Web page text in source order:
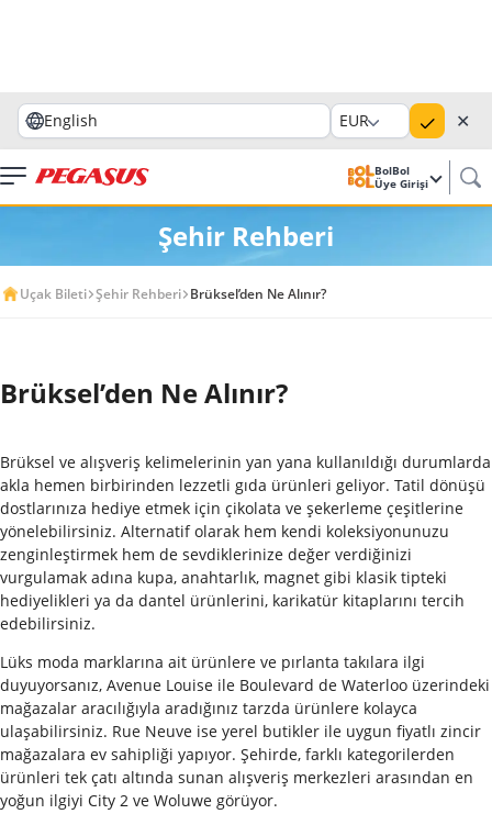
English EUR ✕
BolBol
Üye Girişi
Şehir Rehberi
Uçak Bileti Şehir Rehberi Brüksel’den Ne Alınır?
Brüksel’den Ne Alınır?
Brüksel ve alışveriş kelimelerinin yan yana kullanıldığı durumlarda
akla hemen birbirinden lezzetli gıda ürünleri geliyor. Tatil dönüşü
dostlarınıza hediye etmek için çikolata ve şekerleme çeşitlerine
yönelebilirsiniz. Alternatif olarak hem kendi koleksiyonunuzu
zenginleştirmek hem de sevdiklerinize değer verdiğinizi
vurgulamak adına kupa, anahtarlık, magnet gibi klasik tipteki
hediyelikleri ya da dantel ürünlerini, karikatür kitaplarını tercih
edebilirsiniz.
Lüks moda marklarına ait ürünlere ve pırlanta takılara ilgi
duyuyorsanız, Avenue Louise ile Boulevard de Waterloo üzerindeki
mağazalar aracılığıyla aradığınız tarzda ürünlere kolayca
ulaşabilirsiniz. Rue Neuve ise yerel butikler ile uygun fiyatlı zincir
mağazalara ev sahipliği yapıyor. Şehirde, farklı kategorilerden
ürünleri tek çatı altında sunan alışveriş merkezleri arasından en
yoğun ilgiyi City 2 ve Woluwe görüyor.